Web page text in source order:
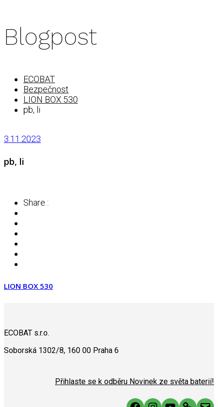
Blogpost
ECOBAT
Bezpečnost
LION BOX 530
pb, li
3.11.2023
pb, li
Share :
LION BOX 530
ECOBAT s.r.o.
Soborská 1302/8, 160 00 Praha 6
Přihlaste se k odběru Novinek ze světa baterií!